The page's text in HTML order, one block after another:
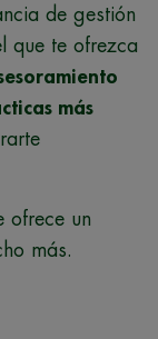
de gestión
que te ofrezca
más
ofrece un
más.